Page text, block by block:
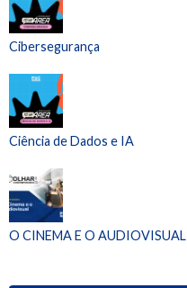
Cibersegurança
Ciência de Dados e IA
O CINEMA E O AUDIOVISUAL